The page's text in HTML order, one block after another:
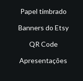
Papel timbrado
Banners do Etsy
QR Code
Apresentações